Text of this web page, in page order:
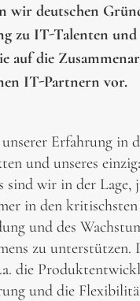
wir deutschen
zu IT-Talenten und
auf die
IT-Partnern vor.
Erfahrung in
und unseres
sind wir in der Lage,
in den kritischsten
und des
zu unterstützen.
die
und die